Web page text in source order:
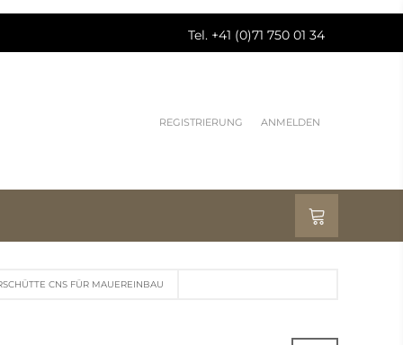
Tel. +41 (0)71 750 01 34
REGISTRIERUNG ANMELDEN
CNS FÜR MAUEREINBAU